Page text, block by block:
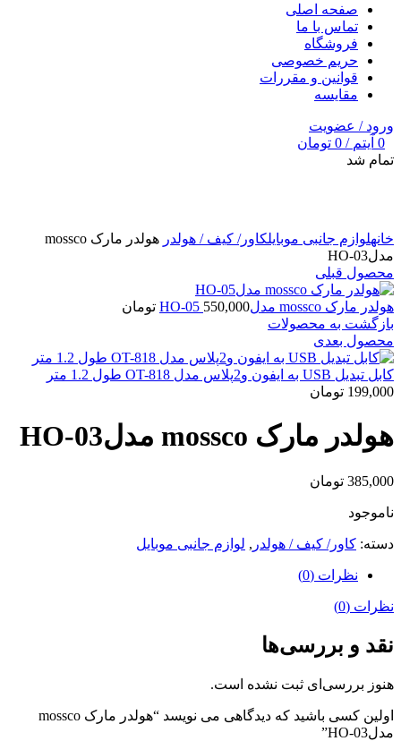
صفحه اصلی
تماس با ما
فروشگاه
حریم خصوصی
قوانین و مقررات
مقایسه
ورود / عضویت
0 آیتم /
0 تومان
تمام شد
خانهلوازم جانبی موبایلکاور/ کیف / هولدر
هولدر مارک mossco
مدلHO-03
محصول قبلی
هولدر مارک mossco مدلHO-05 550,000
تومان
بازگشت به محصولات
محصول بعدی
کابل تبدیل USB به ایفون و2پلاس مدل ‎OT-818 طول 1.2 متر
199,000 تومان
هولدر مارک mossco مدلHO-03
385,000 تومان
ناموجود
دسته: کاور/ کیف / هولدر , لوازم جانبی موبایل
نظرات (0)
نظرات (0)
نقد و بررسی‌ها
هنوز بررسی‌ای ثبت نشده است.
اولین کسی باشید که دیدگاهی می نویسد “هولدر مارک mossco
مدلHO-03”